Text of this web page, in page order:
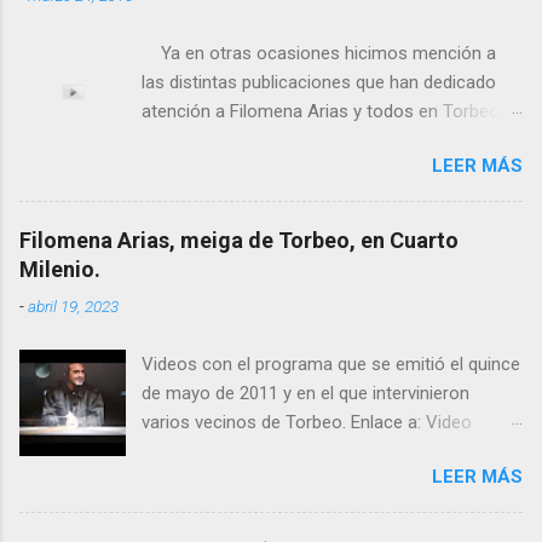
Ya en otras ocasiones hicimos mención a
las distintas publicaciones que han dedicado
atención a Filomena Arias y todos en Torbeo
el pasado siglo tuvo esta “curandeira” por sus
“obras y milagros”, pero también como
excelente difusora del nombre de nuestro
pueblo, no en vano es reconocida por muchos
mención a ANTON PATIÑO REGUEIRA (ya
fallecido) cuyo empeño por estudiar y dar a
conocer a esta “sabia” y por ende a Torbeo no
También reproducimos integro el articulo que
en el año 2000 publico Ángel Arnaiz recogiendo
LEER MÁS
Filomena Arias, meiga de Torbeo, en Cuarto
Milenio.
-abril 19, 2023
Videos con el programa que se emitió el quince
de mayo de 2011 y en el que intervinieron
varios vecinos de Torbeo. Enlace a: Video
completo emitido en CUARTO MILENIO En
Facebook otra copia con mejor resolución:
LEER MÁS